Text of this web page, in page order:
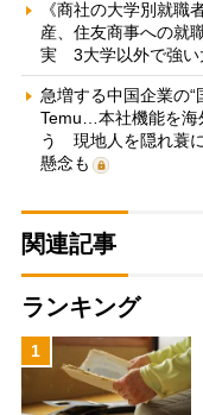
《商社の大学別就職
産、住友商事への就
実 3大学以外で強い
急増する中国企業の“
Temu…本社機能を海
う 現地人を隠れ蓑
懸念も
関連記事
ランキング
1